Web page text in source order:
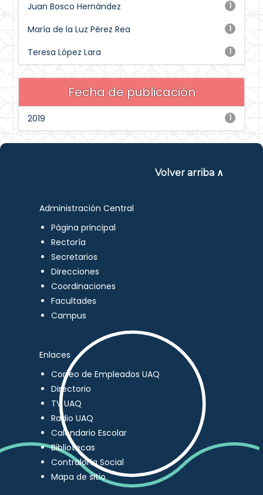
1
Juan Bosco Hernández
1
María de la Luz Pérez Rea
1
Teresa López Lara
Fecha de publicación
1
2019
Volver arriba ∧
Administración Central
Página principal
Rectoría
Secretarios
Direcciones
Coordinaciones
Facultades
Campus
Enlaces
Correo de Empleados UAQ
Directorio
TV UAQ
Radio UAQ
Calendario Escolar
Bibliotecas
Contraloría Social
Mapa de sitio